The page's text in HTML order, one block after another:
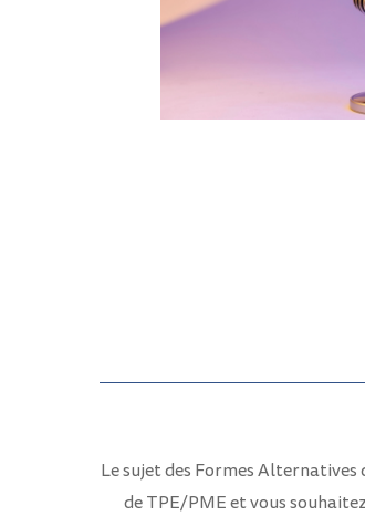
Le sujet des Formes Alternatives
de TPE/PME et vous